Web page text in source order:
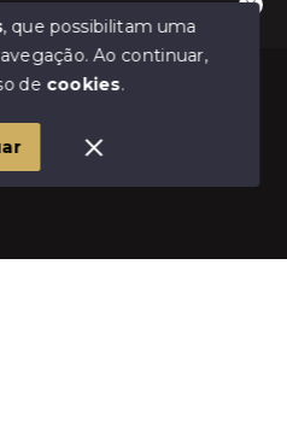
e receba
vender, alugar ou
Imóveis - Todos os
, que possibilitam uma
Ao continuar,
de cookies.